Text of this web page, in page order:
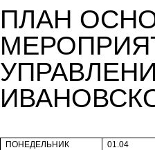
ПЛАН
ПОНЕДЕЛЬНИК
01.04